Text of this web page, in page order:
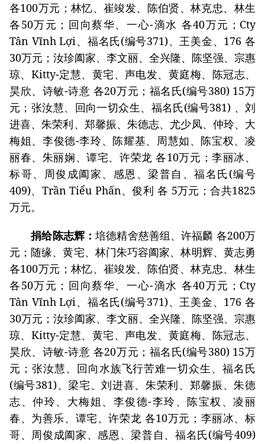
各100万元；林忆、崔竣发、陈伯贤、林克忠、林生
各50万元；回向蔡华、一心-滴水 各40万元；Cty
Tân Vĩnh Lợi、福名氏(编号371)、王美金、176 各
30万元；汝珍阖家、李文丽、全兴隆、陈坚强、宗惠
琼、Kitty-定慧、黄宅、声电发、黄庭梅、陈冠志、
昊欣、诗敏-诗意 各20万元；福名氏(编号380) 15万
元；张汝慧、回向一切众生、福名氏(编号381) 、刘
进喜、朱荣利、郑馨振、朱德志、尤少凤、仲玲、大
梅姐、李俊德-李玲、陈耀基、周慧如、陈宝权、凌
丽春、朱丽娴、谭宅、许荣龙 各10万元；李丽冰、
标哥、周俊成阖家、感恩、梁普自、福名氏(编号
409)、Trần Tiểu Phấn、俊利 各 5万元；合共1825
万元。
捐给陈志辉：培德精舍慈善组、许福麟 各200万
元；随缘、黄宅、林门朱巧容阖家、林明辉、黄志勇
各100万元；林忆、崔竣发、陈伯贤、林克忠、林生
各50万元；回向蔡华、一心-滴水 各40万元；Cty
Tân Vĩnh Lợi、福名氏(编号371)、王美金、176 各
30万元；汝珍阖家、李文丽、全兴隆、陈坚强、宗惠
琼、Kitty-定慧、黄宅、声电发、黄庭梅、陈冠志、
昊欣、诗敏-诗意 各20万元；福名氏(编号380) 15万
元；张汝慧、回向水族飞行苦难一切众生、福名氏
(编号381)、梁宅、刘进喜、朱荣利、郑馨振、朱德
志、仲玲、大梅姐、李俊德-李玲、陈宝权、凌丽
春、为善乐、谭宅、许荣龙 各10万元；李丽冰、标
哥、周俊成阖家、感恩、梁普自、福名氏(编号409)